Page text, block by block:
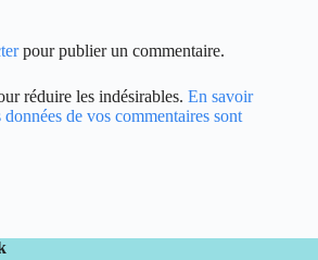
pour publier un commentaire.
réduire les indésirables. En savoir
de vos commentaires sont